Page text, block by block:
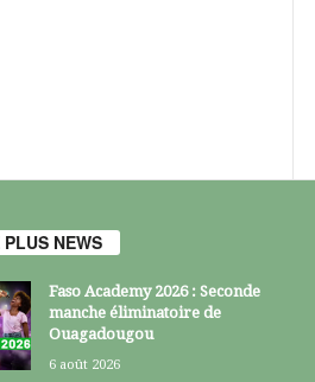
PLUS NEWS
Faso Academy 2026 : Seconde
manche éliminatoire de
Ouagadougou
6 août 2026